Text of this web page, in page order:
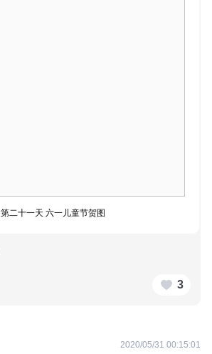
第二十一天 六一儿童节贺图
3
2020/05/31 00:15:01